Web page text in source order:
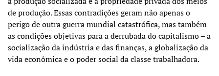
de produção. Essas contradições geram não apenas o
perigo de outra guerra mundial catastrófica, mas também
as condições objetivas para a derrubada do capitalismo – a
socialização da indústria e das finanças, a globalização da
vida econômica e o poder social da classe trabalhadora.